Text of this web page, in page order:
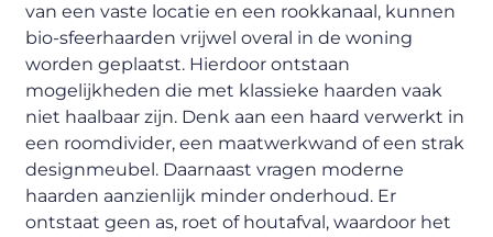
van een vaste locatie en een rookkanaal, kunnen
bio-sfeerhaarden vrijwel overal in de woning
worden geplaatst. Hierdoor ontstaan
mogelijkheden die met klassieke haarden vaak
niet haalbaar zijn. Denk aan een haard verwerkt in
een roomdivider, een maatwerkwand of een strak
designmeubel. Daarnaast vragen moderne
haarden aanzienlijk minder onderhoud. Er
ontstaat geen as, roet of houtafval, waardoor het